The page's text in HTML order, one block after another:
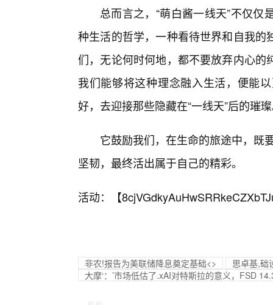
总而言之，“萌白酱一线天”不仅
种生活的哲学，一种看待世界和自我
们，无论何时何地，都不要放弃内心
我们能够将这种理念融入生活，便能
好，去迎接那些隐藏在“一线天”后的璀
它鼓励我们，在生命的旅途中，既
坚韧，最终活出属于自己的精彩。
活动：【
非农!报告为美联储降息奠定基础<>
思卓基,础
大摩‘：’市场低估了.xAI对特斯拉的意义，FSD